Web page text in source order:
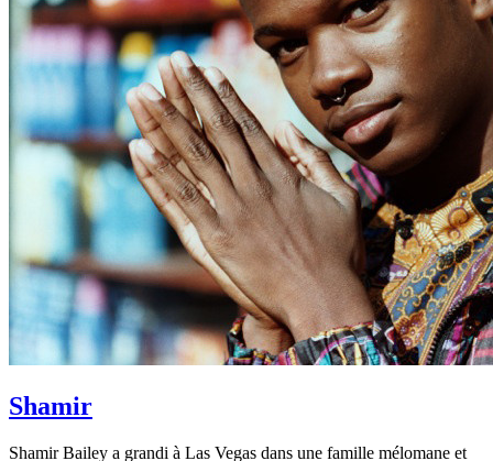
Shamir
Shamir Bailey a grandi à Las Vegas dans une famille mélomane et